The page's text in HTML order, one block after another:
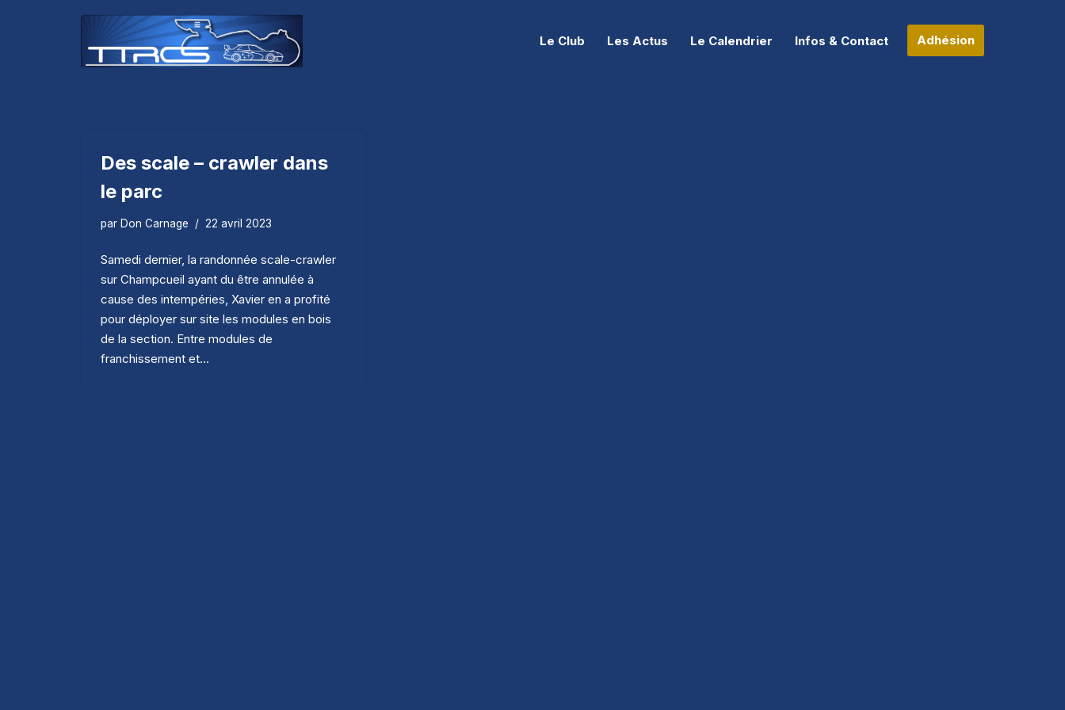
Le Club Les Actus Le Calendrier Infos & Contact Adhésion
Des scale – crawler dans
le parc
par Don Carnage 22 avril 2023
Samedi dernier, la randonnée scale-crawler
sur Champcueil ayant du être annulée à
cause des intempéries, Xavier en a profité
pour déployer sur site les modules en bois
de la section. Entre modules de
franchissement et…